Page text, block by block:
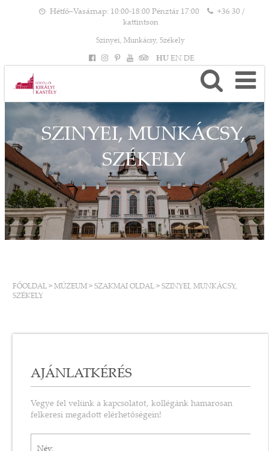
Hétfő–Vasárnap: 10:00-18:00 Pénztár 17:00
+36 30 /
kattintson
Szinyei, Munkácsy, Székely
HU EN DE
SZINYEI, MUNKÁCSY,
SZÉKELY
FŐOLDAL > MÚZEUM > SZAKMAI OLDAL > SZINYEI, MUNKÁCSY,
SZÉKELY
AJÁNLATKÉRÉS
Vegye fel velünk a kapcsolatot, kollégánk hamarosan
felkeresi megadott elérhetőségein!